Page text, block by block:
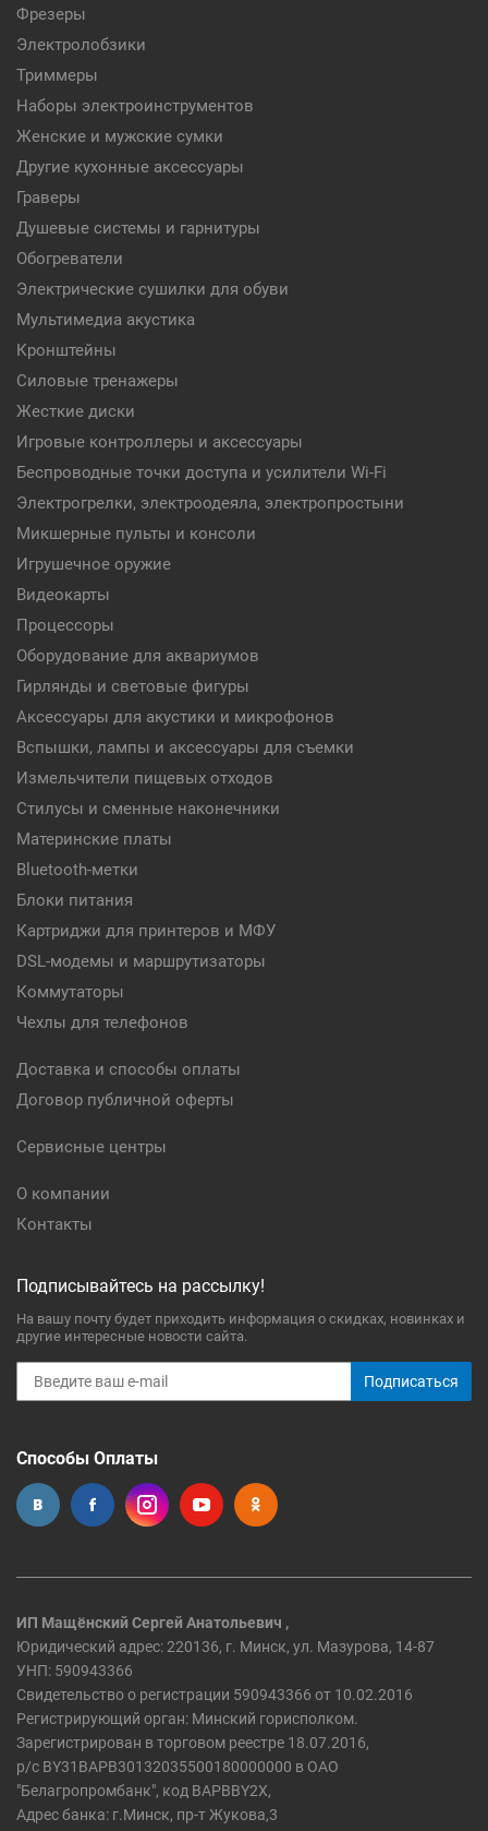
Фрезеры
Электролобзики
Триммеры
Наборы электроинструментов
Женские и мужские сумки
Другие кухонные аксессуары
Граверы
Душевые системы и гарнитуры
Обогреватели
Электрические сушилки для обуви
Мультимедиа акустика
Кронштейны
Силовые тренажеры
Жесткие диски
Игровые контроллеры и аксессуары
Беспроводные точки доступа и усилители Wi-Fi
Электрогрелки, электроодеяла, электропростыни
Микшерные пульты и консоли
Игрушечное оружие
Видеокарты
Процессоры
Оборудование для аквариумов
Гирлянды и световые фигуры
Аксессуары для акустики и микрофонов
Вспышки, лампы и аксессуары для съемки
Измельчители пищевых отходов
Стилусы и сменные наконечники
Материнские платы
Bluetooth-метки
Блоки питания
Картриджи для принтеров и МФУ
DSL-модемы и маршрутизаторы
Коммутаторы
Чехлы для телефонов
Доставка и способы оплаты
Договор публичной оферты
Сервисные центры
О компании
Контакты
Подписывайтесь на рассылку!
На вашу почту будет приходить информация о скидках, новинках и
другие интересные новости сайта.
Подписаться
Способы Оплаты
ИП Мащёнский Сергей Анатольевич ,
Юридический адрес: 220136, г. Минск, ул. Мазурова, 14-87
УНП: 590943366
Свидетельство о регистрации 590943366 от 10.02.2016
Регистрирующий орган: Минский горисполком.
Зарегистрирован в торговом реестре 18.07.2016,
р/c BY31BAPB30132035500180000000 в ОАО
"Белагропромбанк", код BAPBBY2X,
Адрес банка: г.Минск, пр-т Жукова,3